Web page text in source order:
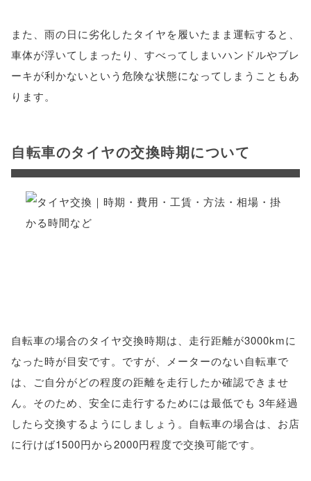
また、雨の日に劣化したタイヤを履いたまま運転すると、
車体が浮いてしまったり、すべってしまいハンドルやブレ
ーキが利かないという危険な状態になってしまうこともあ
ります。
自転車のタイヤの交換時期について
自転車の場合のタイヤ交換時期は、走行距離が3000kmに
なった時が目安です。ですが、メーターのない自転車で
は、ご自分がどの程度の距離を走行したか確認できませ
ん。そのため、安全に走行するためには最低でも 3年経過
したら交換するようにしましょう。自転車の場合は、お店
に行けば1500円から2000円程度で交換可能です。